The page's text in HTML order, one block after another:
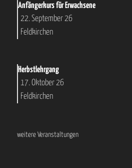
Anfängerkurs für Erwachsene
22. September 26
Feldkirchen
Herbstlehrgang
17. Oktober 26
Feldkirchen
weitere Veranstaltungen